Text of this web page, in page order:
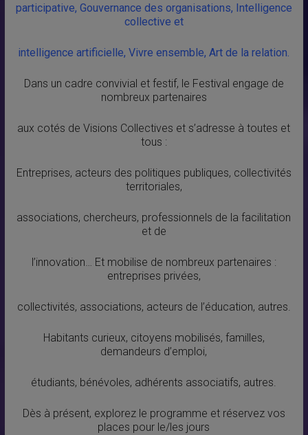
participative, Gouvernance des organisations, Intelligence
collective et
intelligence artificielle, Vivre ensemble, Art de la relation.
Dans un cadre convivial et festif, le Festival engage de
nombreux partenaires
aux cotés de Visions Collectives et s’adresse à toutes et
tous :
Entreprises, acteurs des politiques publiques, collectivités
territoriales,
associations, chercheurs, professionnels de la facilitation
et de
l’innovation… Et mobilise de nombreux partenaires :
entreprises privées,
collectivités, associations, acteurs de l’éducation, autres.
Habitants curieux, citoyens mobilisés, familles,
demandeurs d’emploi,
étudiants, bénévoles, adhérents associatifs, autres.
Dès à présent, explorez le programme et réservez vos
places pour le/les jours